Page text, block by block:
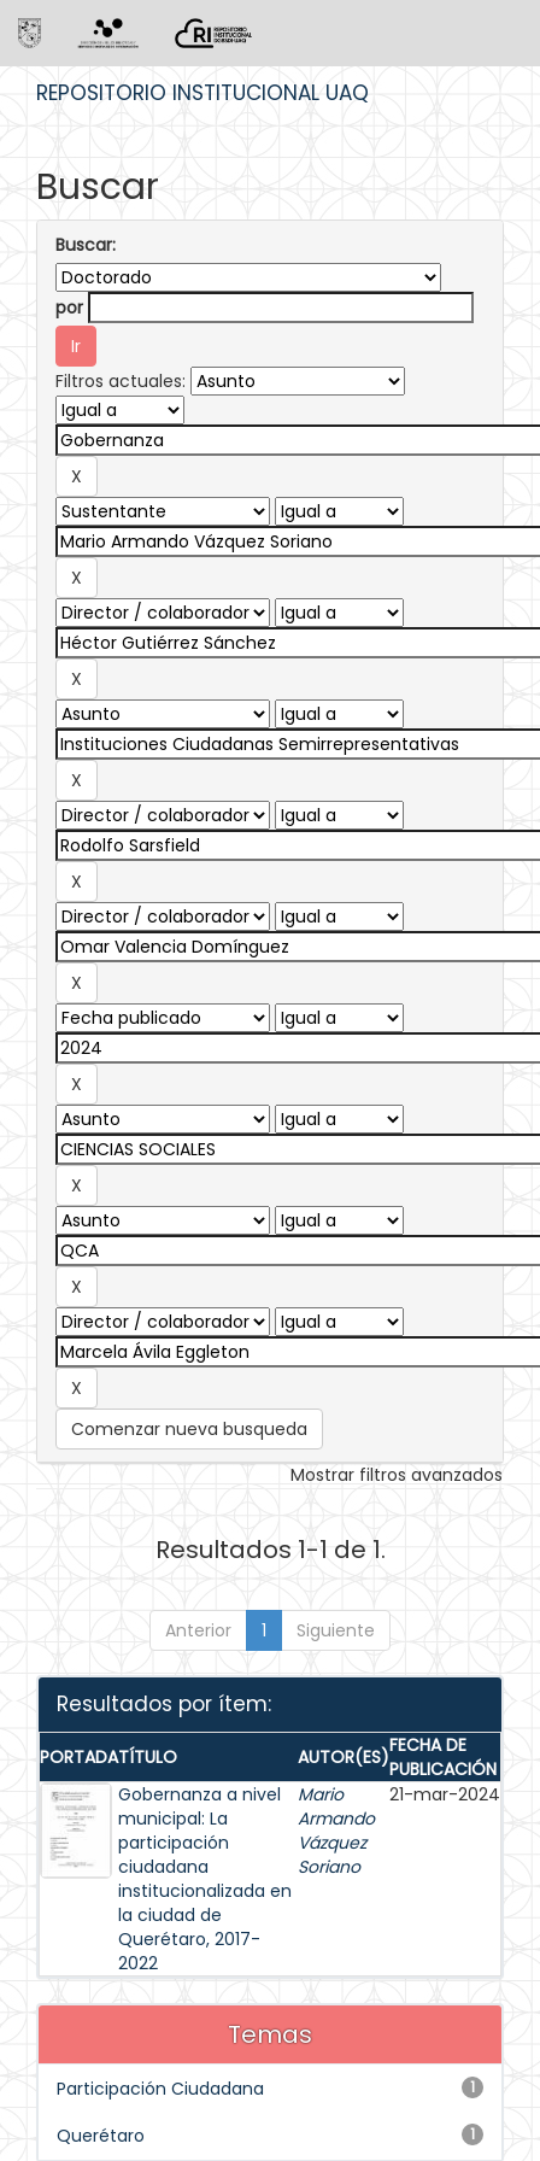
REPOSITORIO INSTITUCIONAL UAQ
Buscar
Buscar:
por
Filtros actuales:
Comenzar nueva busqueda
Mostrar filtros avanzados
Resultados 1-1 de 1.
Anterior 1 Siguiente
Resultados por ítem:
PORTADATÍTULO AUTOR(ES)FECHA DE
PUBLICACIÓN
Gobernanza a nivel
municipal: La
participación
ciudadana
institucionalizada en
la ciudad de
Querétaro, 2017-
2022
Mario
Armando
Vázquez
Soriano
21-mar-2024
Temas
1
Participación Ciudadana
1
Querétaro